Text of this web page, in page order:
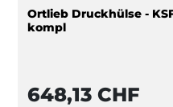
Ortlieb Druckhülse -
kompl
648,13 CHF